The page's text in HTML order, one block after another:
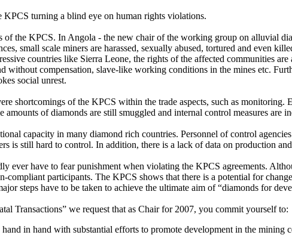
KPCS turning a blind eye on human rights violations.
of the KPCS. In Angola - the new chair of the working group on alluvial
small scale miners are harassed, sexually abused, tortured and even
countries like Sierra Leone, the rights of the affected communities
without compensation, slave-like working conditions in the mines etc.
social unrest.
shortcomings of the KPCS within the trade aspects, such as
of diamonds are still smuggled and internal control measures are
capacity in many diamond rich countries. Personnel of control
is still hard to control. In addition, there is a lack of data on production
ever have to fear punishment when violating the KPCS agreements.
compliant participants. The KPCS shows that there is a potential for
steps have to be taken to achieve the ultimate aim of “diamonds for
Transactions” we request that as Chair for 2007, you commit yourself to:
in hand with substantial efforts to promote development in the mining